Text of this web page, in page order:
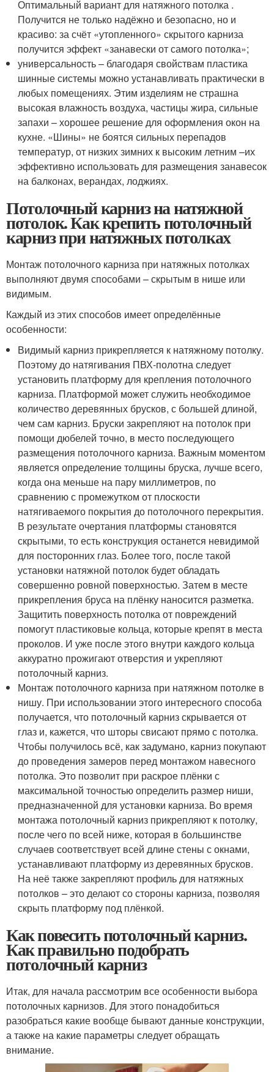
Оптимальный вариант для натяжного потолка .
Получится не только надёжно и безопасно, но и
красиво: за счёт «утопленного» скрытого карниза
получится эффект «занавески от самого потолка»;
универсальность – благодаря свойствам пластика
шинные системы можно устанавливать практически в
любых помещениях. Этим изделиям не страшна
высокая влажность воздуха, частицы жира, сильные
запахи – хорошее решение для оформления окон на
кухне. «Шины» не боятся сильных перепадов
температур, от низких зимних к высоким летним –их
эффективно использовать для размещения занавесок
на балконах, верандах, лоджиях.
Потолочный карниз на натяжной
потолок. Как крепить потолочный
карниз при натяжных потолках
Монтаж потолочного карниза при натяжных потолках
выполняют двумя способами – скрытым в нише или
видимым.
Каждый из этих способов имеет определённые
особенности:
Видимый карниз прикрепляется к натяжному потолку.
Поэтому до натягивания ПВХ-полотна следует
установить платформу для крепления потолочного
карниза. Платформой может служить необходимое
количество деревянных брусков, с большей длиной,
чем сам карниз. Бруски закрепляют на потолок при
помощи дюбелей точно, в место последующего
размещения потолочного карниза. Важным моментом
является определение толщины бруска, лучше всего,
когда она меньше на пару миллиметров, по
сравнению с промежутком от плоскости
натягиваемого покрытия до потолочного перекрытия.
В результате очертания платформы становятся
скрытыми, то есть конструкция останется невидимой
для посторонних глаз. Более того, после такой
установки натяжной потолок будет обладать
совершенно ровной поверхностью. Затем в месте
прикрепления бруса на плёнку наносится разметка.
Защитить поверхность потолка от повреждений
помогут пластиковые кольца, которые крепят в места
проколов. И уже после этого внутри каждого кольца
аккуратно прожигают отверстия и укрепляют
потолочный карниз.
Монтаж потолочного карниза при натяжном потолке в
нишу. При использовании этого интересного способа
получается, что потолочный карниз скрывается от
глаз и, кажется, что шторы свисают прямо с потолка.
Чтобы получилось всё, как задумано, карниз покупают
до проведения замеров перед монтажом навесного
потолка. Это позволит при раскрое плёнки с
максимальной точностью определить размер ниши,
предназначенной для установки карниза. Во время
монтажа потолочный карниз прикрепляют к потолку,
после чего по всей ниже, которая в большинстве
случаев соответствует всей длине стены с окнами,
устанавливают платформу из деревянных брусков.
На неё также закрепляют профиль для натяжных
потолков – это делают со стороны карниза, позволяя
скрыть платформу под плёнкой.
Как повесить потолочный карниз.
Как правильно подобрать
потолочный карниз
Итак, для начала рассмотрим все особенности выбора
потолочных карнизов. Для этого понадобиться
разобраться какие вообще бывают данные конструкции,
а также на какие параметры следует обращать
внимание.